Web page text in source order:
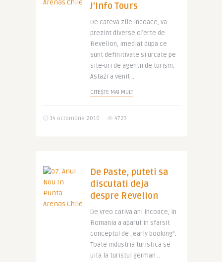
J’Info Tours
De cateva zile incoace, va
prezint diverse oferte de
Revelion, imediat dupa ce
sunt definitivate si urcate pe
site-uri de agentii de turism.
Astazi a venit ..
CITEȘTE MAI MULT
14 octombrie 2016 4723
De Paste, puteti sa
discutati deja
despre Revelion
De vreo cativa ani incoace, in
Romania a aparut in sfarsit
conceptul de „early booking”.
Toate industria turistica se
uita la turistul german ..